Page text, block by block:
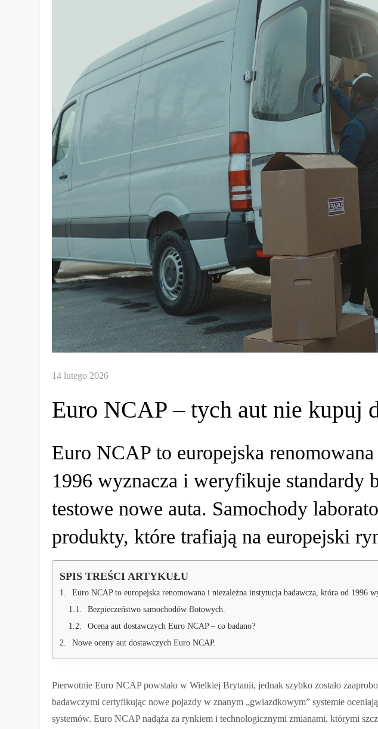
Euro NCAP – tych aut nie kupuj
Euro NCAP to europejska
1996 wyznacza i weryfikuje standardy
testowe nowe auta. Samochody
produkty, które trafiają na europejski
SPIS TREŚCI ARTYKUŁU
Euro NCAP to europejska renomowana i niezależna instytucja badawcza, która od 1996 wyznacza i weryfikuje standardy
Bezpieczeństwo samochodów flotowych.
Ocena aut dostawczych Euro NCAP – co badano?
Nowe oceny aut dostawczych Euro NCAP.
Pierwotnie Euro NCAP powstało w Wielkiej Brytanii, jednak szybko zostało
badawczymi certyfikując nowe pojazdy w znanym „gwiazdkowym” systemie
systemów. Euro NCAP nadąża za rynkiem i technologicznymi zmianami, którymi